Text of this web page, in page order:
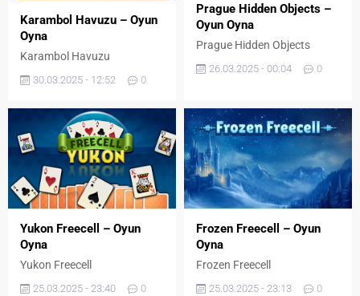
Karambol Havuzu – Oyun
Oyna
Karambol Havuzu
30.03.2025 - 12:52 0
Prague Hidden Objects –
Oyun Oyna
Prague Hidden Objects
26.03.2025 - 00:04 0
Yukon Freecell – Oyun
Oyna
Yukon Freecell
25.03.2025 - 23:40 0
Frozen Freecell – Oyun
Oyna
Frozen Freecell
25.03.2025 - 23:13 0